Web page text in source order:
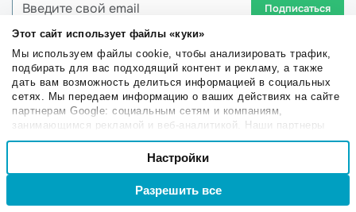
Этот сайт использует файлы «куки»
Мы используем файлы cookie, чтобы анализировать трафик,
подбирать для вас подходящий контент и рекламу, а также
дать вам возможность делиться информацией в социальных
сетях. Мы передаем информацию о ваших действиях на сайте
партнерам Google: социальным сетям и компаниям,
занимающимся рекламой и веб-аналитикой. Наши партнеры
могут комбинировать эти сведения с предоставленной вами
информацией, а также данными, которые они получили при
использовании вами их сервисов.
Выбор
Настроечные
Настройки
Разрешить все
Подписаться
База знаний SendPulse Перейти
Как создать чат-бот в Telegram
Как создать сертификат